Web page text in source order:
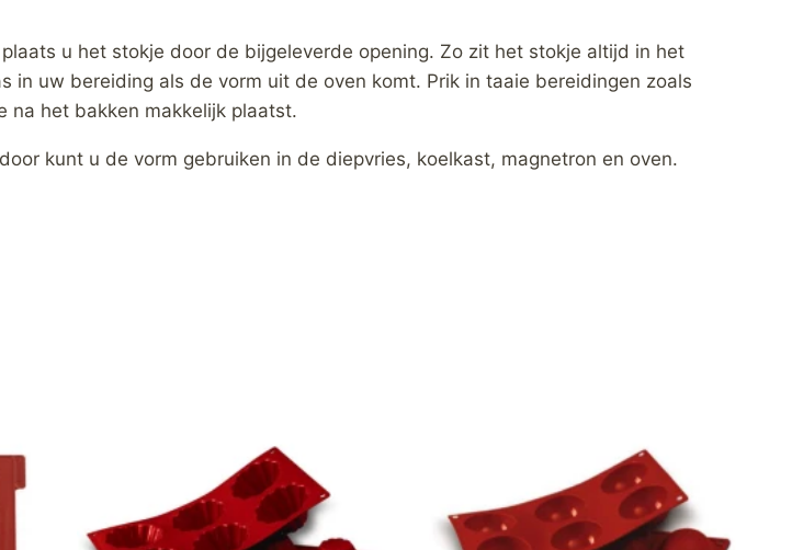
u het stokje door de bijgeleverde opening. Zo zit het stokje altijd in het
uw bereiding als de vorm uit de oven komt. Prik in taaie bereidingen zoals
na het bakken makkelijk plaatst.
kunt u de vorm gebruiken in de diepvries, koelkast, magnetron en oven.